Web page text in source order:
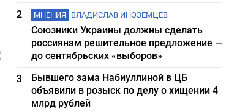
2
МНЕНИЯ ВЛАДИСЛАВ ИНОЗЕМЦЕВ
Союзники Украины должны сделать
россиянам решительное предложение —
до сентябрьских «выборов»
3
Бывшего зама Набиуллиной в ЦБ
объявили в розыск по делу о хищении 4
млрд рублей